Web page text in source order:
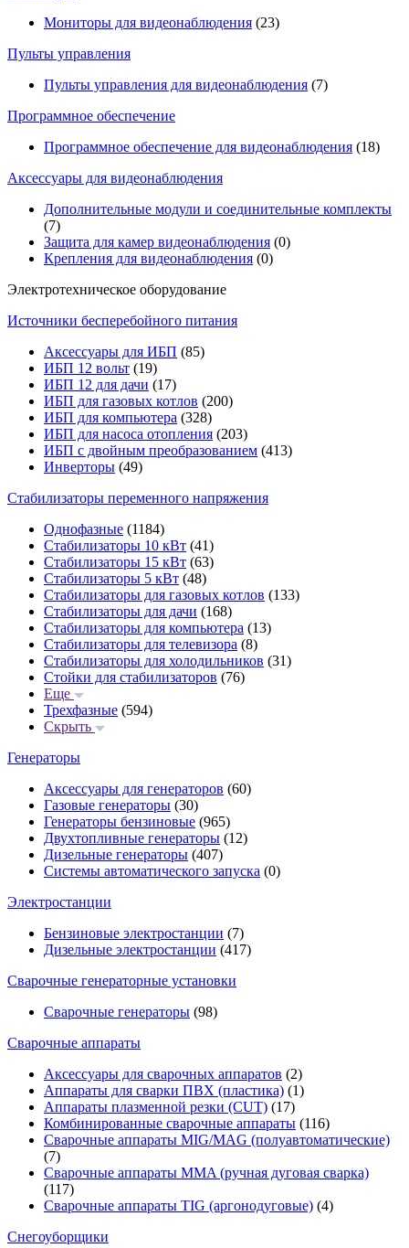
Мониторы для видеонаблюдения (23)
Пульты управления
Пульты управления для видеонаблюдения (7)
Программное обеспечение
Программное обеспечение для видеонаблюдения (18)
Аксессуары для видеонаблюдения
Дополнительные модули и соединительные комплекты
(7)
Защита для камер видеонаблюдения (0)
Крепления для видеонаблюдения (0)
Электротехническое оборудование
Источники бесперебойного питания
Аксессуары для ИБП (85)
ИБП 12 вольт (19)
ИБП 12 для дачи (17)
ИБП для газовых котлов (200)
ИБП для компьютера (328)
ИБП для насоса отопления (203)
ИБП с двойным преобразованием (413)
Инверторы (49)
Стабилизаторы переменного напряжения
Однофазные (1184)
Стабилизаторы 10 кВт (41)
Стабилизаторы 15 кВт (63)
Стабилизаторы 5 кВт (48)
Стабилизаторы для газовых котлов (133)
Стабилизаторы для дачи (168)
Стабилизаторы для компьютера (13)
Стабилизаторы для телевизора (8)
Стабилизаторы для холодильников (31)
Стойки для стабилизаторов (76)
Еще
Трехфазные (594)
Скрыть
Генераторы
Аксессуары для генераторов (60)
Газовые генераторы (30)
Генераторы бензиновые (965)
Двухтопливные генераторы (12)
Дизельные генераторы (407)
Системы автоматического запуска (0)
Электростанции
Бензиновые электростанции (7)
Дизельные электростанции (417)
Сварочные генераторные установки
Сварочные генераторы (98)
Сварочные аппараты
Аксессуары для сварочных аппаратов (2)
Аппараты для сварки ПВХ (пластика) (1)
Аппараты плазменной резки (CUT) (17)
Комбинированные сварочные аппараты (116)
Сварочные аппараты MIG/MAG (полуавтоматические)
(7)
Сварочные аппараты MMA (ручная дуговая сварка)
(117)
Сварочные аппараты TIG (аргонодуговые) (4)
Снегоуборщики